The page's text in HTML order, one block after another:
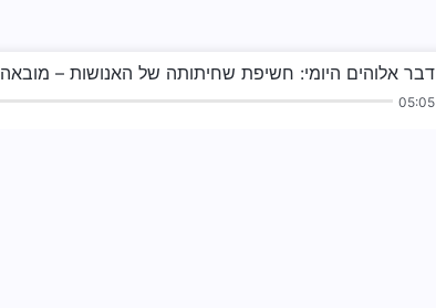
דבר אלוהים היומי: חשיפת שחיתותה של האנושות – מובאה 325
05:05